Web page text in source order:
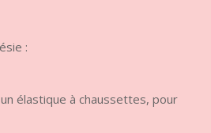
:
élastique à chaussettes, pour